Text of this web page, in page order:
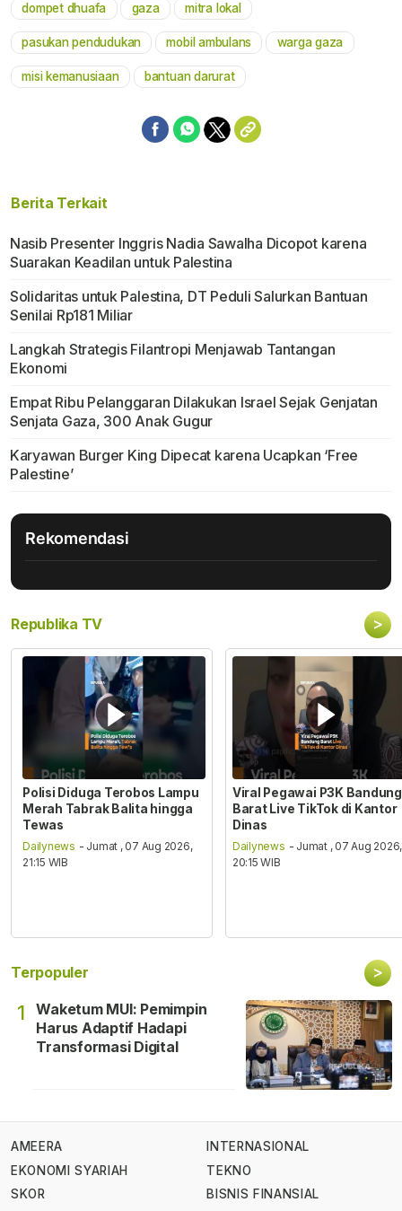
dompet dhuafa gaza mitra lokal
pasukan pendudukan mobil ambulans warga gaza
misi kemanusiaan bantuan darurat
Berita Terkait
Nasib Presenter Inggris Nadia Sawalha Dicopot karena
Suarakan Keadilan untuk Palestina
Solidaritas untuk Palestina, DT Peduli Salurkan Bantuan
Senilai Rp181 Miliar
Langkah Strategis Filantropi Menjawab Tantangan
Ekonomi
Empat Ribu Pelanggaran Dilakukan Israel Sejak Genjatan
Senjata Gaza, 300 Anak Gugur
Karyawan Burger King Dipecat karena Ucapkan ‘Free
Palestine’
Rekomendasi
Republika TV >
Polisi Diduga Terobos Lampu
Merah Tabrak Balita hingga
Tewas
Dailynews - Jumat , 07 Aug 2026,
21:15 WIB
Viral Pegawai P3K Bandung
Barat Live TikTok di Kantor
Dinas
Dailynews - Jumat , 07 Aug 2026,
20:15 WIB
Terpopuler >
1
Waketum MUI: Pemimpin
Harus Adaptif Hadapi
Transformasi Digital
AMEERA
EKONOMI SYARIAH
SKOR
INTERNASIONAL
TEKNO
BISNIS FINANSIAL